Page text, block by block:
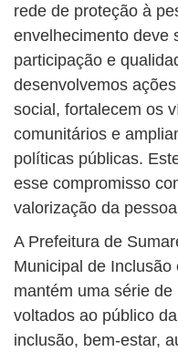
rede de proteção à
envelhecimento deve
participação e
desenvolvemos
social, fortalecem os
comunitários e
políticas públicas.
esse compromisso
valorização da
A Prefeitura de
Municipal de
mantém uma série
voltados ao público
inclusão, bem-estar,